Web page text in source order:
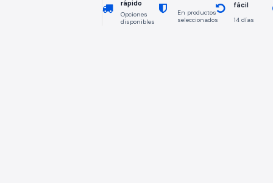
rápido
Opciones
disponibles
En productos
seleccionados
fácil
14 días